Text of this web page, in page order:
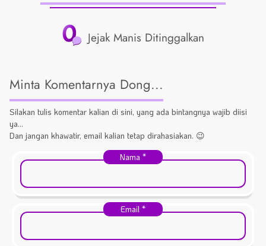
0 Jejak Manis Ditinggalkan
Minta Komentarnya Dong...
Silakan tulis komentar kalian di sini, yang ada bintangnya wajib diisi
ya...
Dan jangan khawatir, email kalian tetap dirahasiakan. 😉
Nama *
Email *